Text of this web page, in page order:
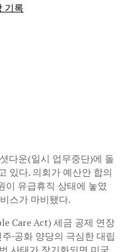
다운(일시 업무중단)에 돌
있다. 의회가 예산안 합의
이 유급휴직 상태에 놓였
스가 마비됐다.
Care Act) 세금 공제 연장
·공화 양당의 극심한 대립